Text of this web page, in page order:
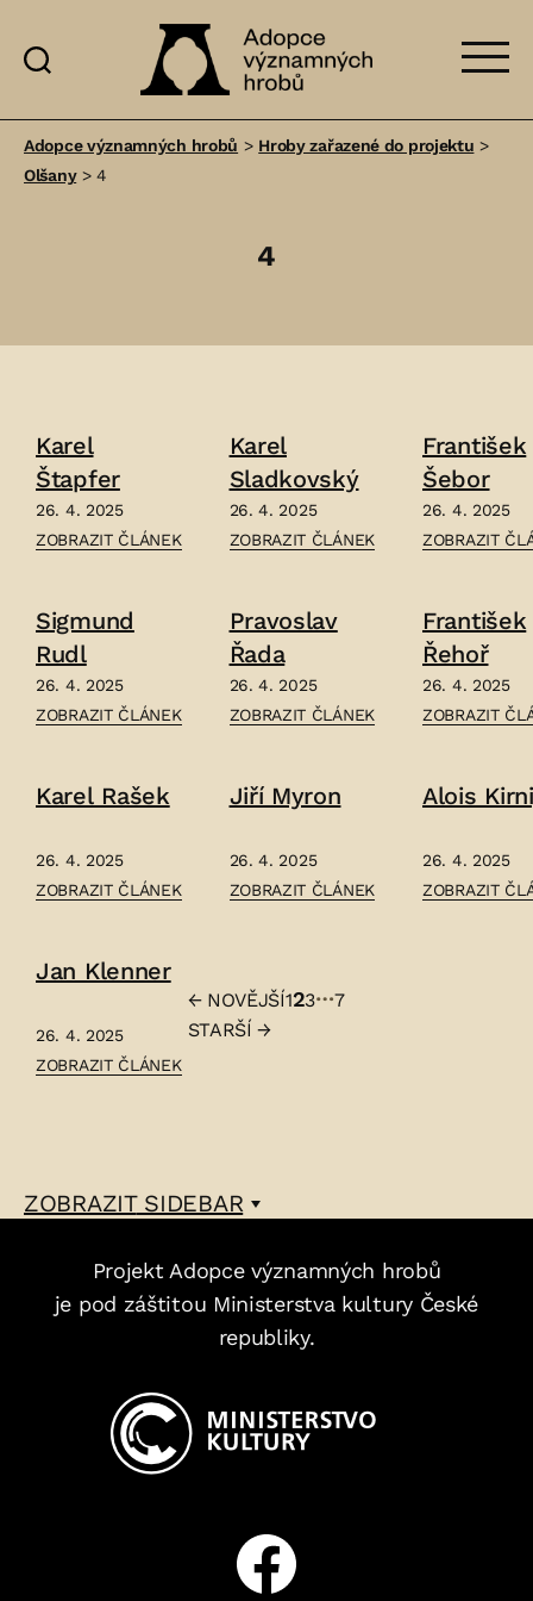
významných
Adopce významných hrobů > Hroby zařazené do projektu >
Olšany>4
4
Karel
Štapfer
26. 4. 2025
ČLÁNEK:
–
ZOBRAZIT ČLÁNEK
Karel
Sladkovský
26. 4. 2025
ČLÁNEK:
–
ZOBRAZIT ČLÁNEK
František
Šebor
26. 4. 2025
ČLÁNEK:
–
ZOBRAZIT
Sigmund
Rudl
26. 4. 2025
ČLÁNEK:
–
ZOBRAZIT ČLÁNEK
Pravoslav
Řada
26. 4. 2025
ČLÁNEK:
–
ZOBRAZIT ČLÁNEK
František
Řehoř
26. 4. 2025
ČLÁNEK:
–
ZOBRAZIT
Karel Rašek
26. 4. 2025
ČLÁNEK:
–
ZOBRAZIT ČLÁNEK
Jiří Myron
26. 4. 2025
ČLÁNEK:
ZOBRAZIT ČLÁNEK
Alois
26. 4. 2025
ČLÁNEK:
ZOBRAZIT
Jan Klenner
26. 4. 2025
ČLÁNEK:
ZOBRAZIT ČLÁNEK
Stránkování
← NOVĚJŠÍ123…7
STARŠÍ→
ZOBRAZITSIDEBAR
Projekt Adopce významných hrobů
je pod záštitou Ministerstva kultury České
republiky.
Facebook